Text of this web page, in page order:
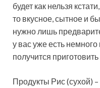
будет как нельзя
то вкусное, сытное и
нужно лишь
у вас уже есть немного
получится приготовить
Продукты Рис (сухой)